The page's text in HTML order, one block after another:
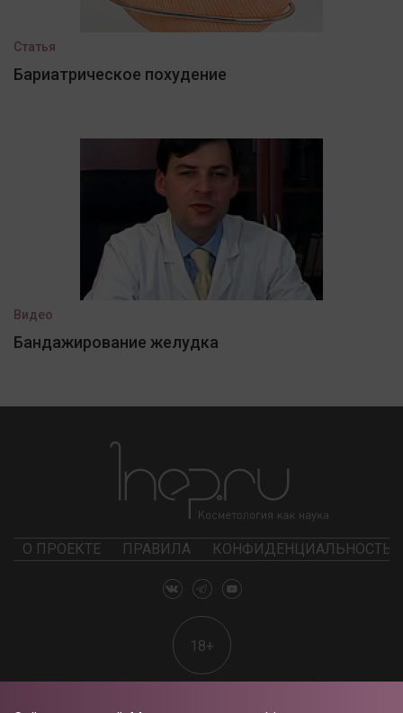
Статья
Бариатрическое похудение
Видео
Бандажирование желудка
О ПРОЕКТЕ ПРАВИЛА КОНФИДЕНЦИАЛЬНОСТЬ
18+